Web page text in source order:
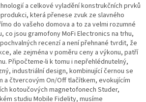
a celkové vyladění konstrukčních prvků
která přenese zvuk ze slavného
do vašeho domova a to za velmi rozumné
co jsou gramofony MoFi Electronics na trhu,
recenzí a není přehnané tvrdit, že
ale zejména v poměru ceny a výkonu, patří
Připočteme-li k tomu i nepřehlédnutelný,
industriální design, kombinující černou se
a čtvercovým On/Off tlačítkem, evokujícím
kotoučových magnetofonech Studer,
studiu Mobile Fidelity, musíme